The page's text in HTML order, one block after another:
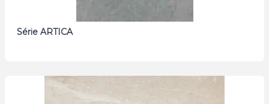
Série ARTICA